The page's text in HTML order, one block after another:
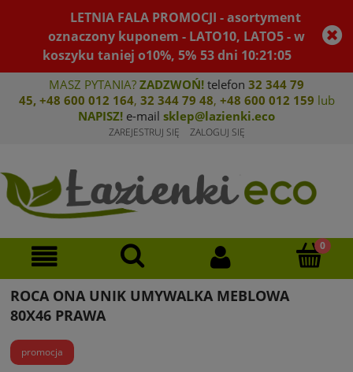
LETNIA FALA PROMOCJI - asortyment
oznaczony kuponem - LATO10, LATO5 - w
koszyku taniej o10%, 5% 53dni 10:21:04
MASZ PYTANIA? ZADZWOŃ! telefon 32 344 79
45, +48 600 012 164, 32 344 79 48, +48 600 012 159 lub
NAPISZ! e-mail sklep@lazienki.eco
ZAREJESTRUJ SIĘ ZALOGUJ SIĘ
ROCA ONA UNIK UMYWALKA MEBLOWA
80X46 PRAWA
promocja